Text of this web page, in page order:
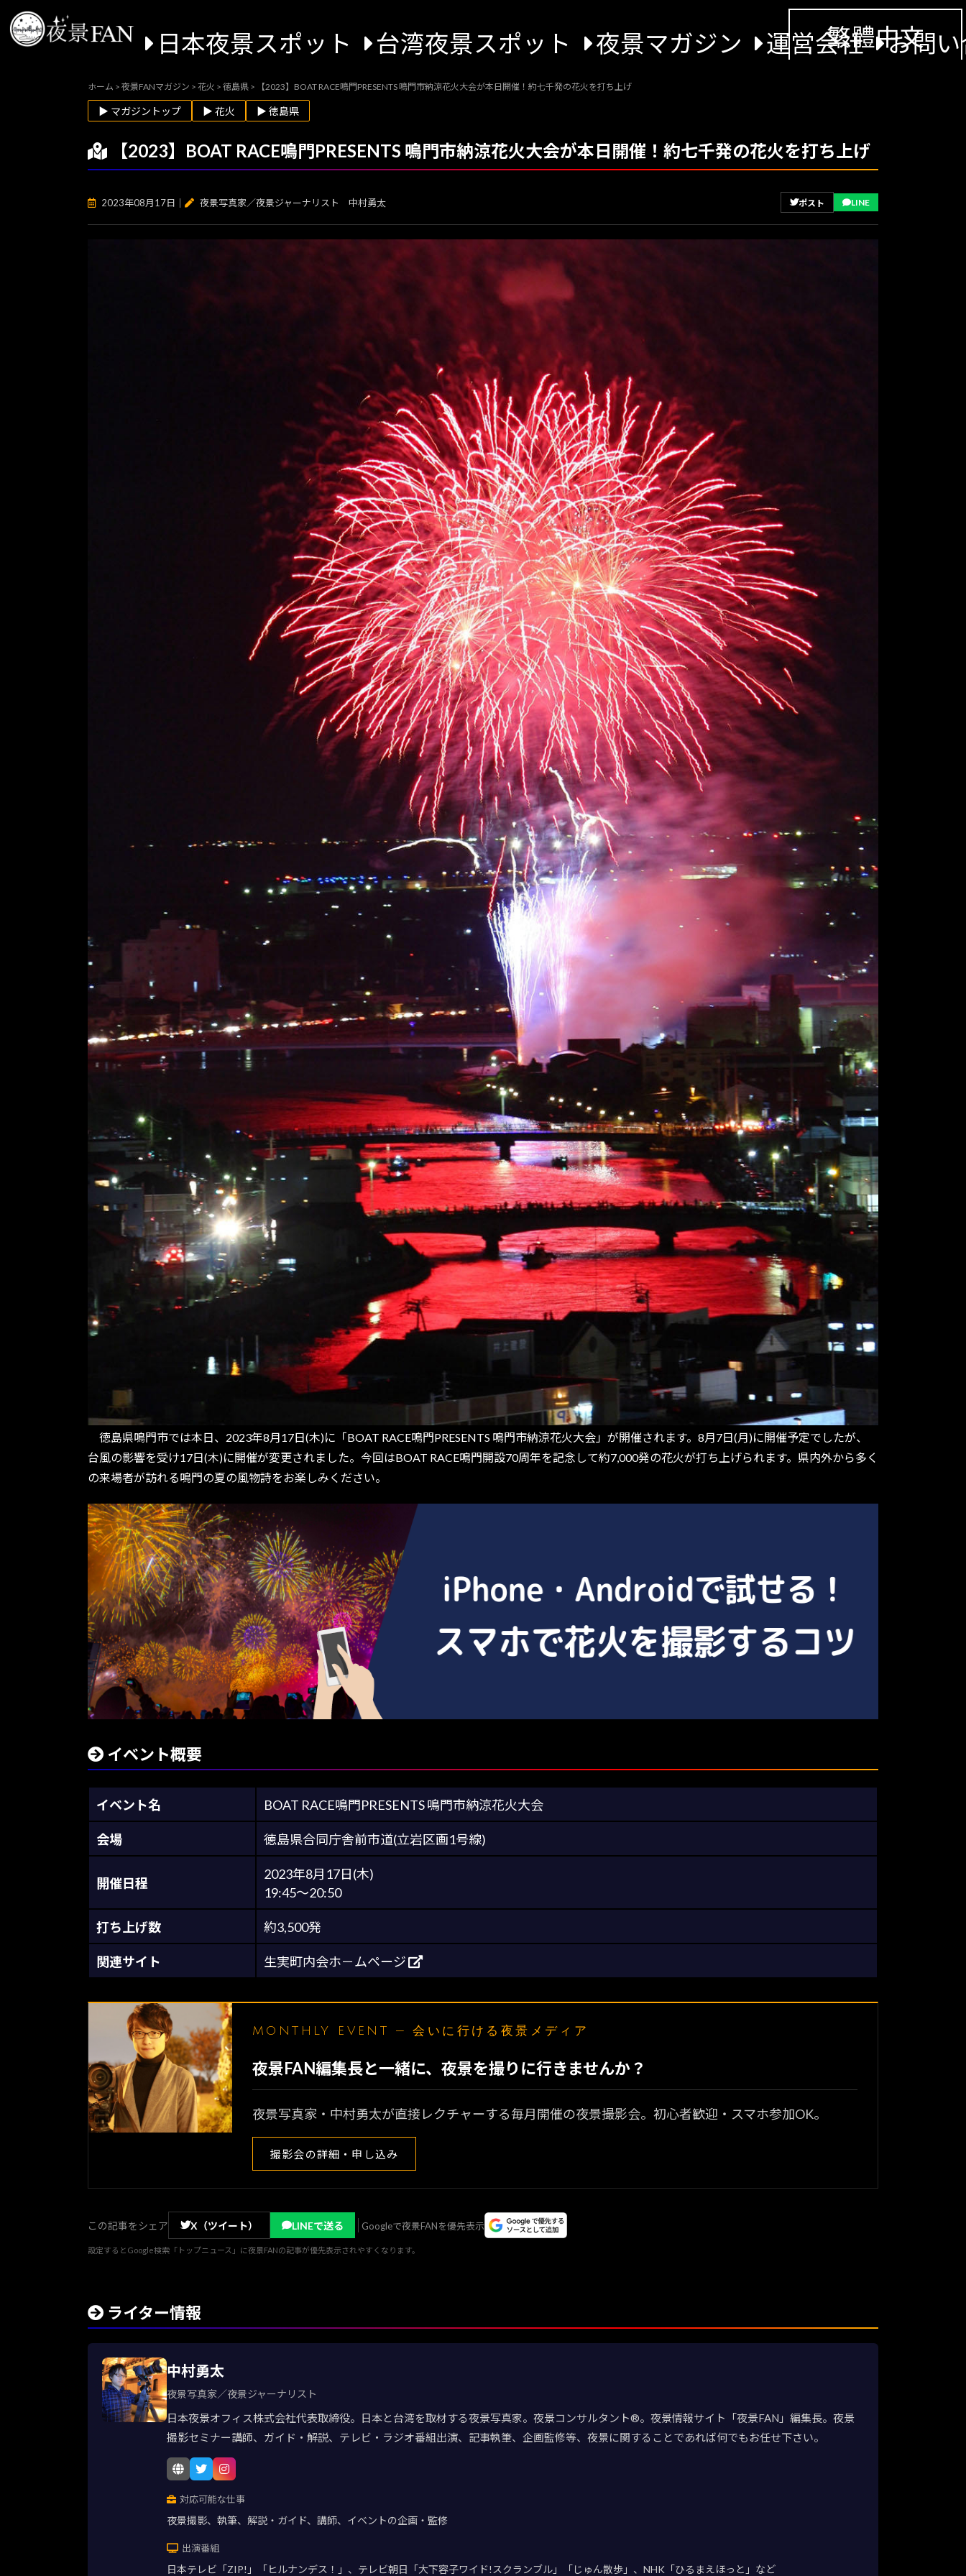
日本夜景スポット 台湾夜景スポット 夜景マガジン 運営会社 お問
繁體中文
ホーム > 夜景FANマガジン > 花火 > 徳島県 > 【2023】BOAT RACE鳴門PRESENTS 鳴門市納涼花火大会が本日開催！約七千発の花火を打ち上げ
▶ マガジントップ ▶ 花火 ▶ 徳島県
【2023】BOAT RACE鳴門PRESENTS 鳴門市納涼花火大会が本日開催！約七千発の花火を打ち上げ
2023年08月17日 夜景写真家／夜景ジャーナリスト 中村勇太 ポスト LINE
徳島県鳴門市では本日、2023年8月17日(木)に「BOAT RACE鳴門PRESENTS 鳴門市納涼花火大会」が開催されます。8月7日(月)に開催予定でしたが、
台風の影響を受け17日(木)に開催が変更されました。今回はBOAT RACE鳴門開設70周年を記念して約7,000発の花火が打ち上げられます。県内外から多く
の来場者が訪れる鳴門の夏の風物詩をお楽しみください。
イベント概要
イベント名 BOAT RACE鳴門PRESENTS 鳴門市納涼花火大会
会場 徳島県合同庁舎前市道(立岩区画1号線)
開催日程
2023年8月17日(木)
19:45～20:50
打ち上げ数 約3,500発
関連サイト 生実町内会ホ－ムページ
MONTHLY EVENT — 会いに行ける夜景メディア
夜景FAN編集長と一緒に、夜景を撮りに行きませんか？
夜景写真家・中村勇太が直接レクチャーする毎月開催の夜景撮影会。初心者歓迎・スマホ参加OK。
撮影会の詳細・申し込み
この記事をシェア X（ツイート） LINEで送る Googleで夜景FANを優先表示
設定するとGoogle検索「トップニュース」に夜景FANの記事が優先表示されやすくなります。
ライター情報
中村勇太
夜景写真家／夜景ジャーナリスト
日本夜景オフィス株式会社代表取締役。日本と台湾を取材する夜景写真家。夜景コンサルタント®。夜景情報サイト「夜景FAN」編集長。夜景
撮影セミナー講師、ガイド・解説、テレビ・ラジオ番組出演、記事執筆、企画監修等、夜景に関することであれば何でもお任せ下さい。
対応可能な仕事
夜景撮影、執筆、解説・ガイド、講師、イベントの企画・監修
出演番組
日本テレビ「ZIP!」「ヒルナンデス！」、テレビ朝日「大下容子ワイド!スクランブル」「じゅん散歩」、NHK「ひるまえほっと」など